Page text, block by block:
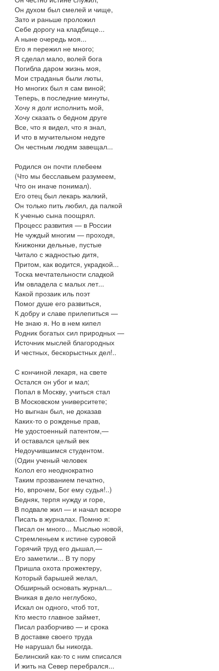
Он духом был смелей и чище,
Зато и раньше проложил
Себе дорогу на кладбище...
А ныне очередь моя...
Его я пережил не много;
Я сделал мало, волей бога
Погибла даром жизнь моя,
Мои страданья были люты,
Но многих был я сам виной;
Теперь, в последние минуты,
Хочу я долг исполнить мой,
Хочу сказать о бедном друге
Все, что я видел, что я знал,
И что в мучительном недуге
Он честным людям завещал...
Родился он почти плебеем
(Что мы бесславьем разумеем,
Что он иначе понимал).
Его отец был лекарь жалкий,
Он только пить любил, да палкой
К ученью сына поощрял.
Процесс развития — в России
Не чуждый многим — проходя,
Книжонки дельные, пустые
Читало с жадностью дитя,
Притом, как водится, украдкой...
Тоска мечтательности сладкой
Им овладела с малых лет...
Какой прозаик иль поэт
Помог душе его развиться,
К добру и славе прилепиться —
Не знаю я. Но в нем кипел
Родник богатых сил природных —
Источник мыслей благородных
И честных, бескорыстных дел!..
С кончиной лекаря, на свете
Остался он убог и мал;
Попал в Москву, учиться стал
В Московском университете;
Но выгнан был, не доказав
Каких-то о рожденье прав,
Не удостоенный патентом,—
И оставался целый век
Недоучившимся студентом.
(Один ученый человек
Колол его неоднократно
Таким прозванием печатно,
Но, впрочем, Бог ему судья!..)
Бедняк, терпя нужду и горе,
В подвале жил — и начал вскоре
Писать в журналах. Помню я:
Писал он много... Мыслью новой,
Стремленьем к истине суровой
Горячий труд его дышал,—
Его заметили... В ту пору
Пришла охота прожектеру,
Который барышей желал,
Обширный основать журнал...
Вникая в дело неглубоко,
Искал он одного, чтоб тот,
Кто место главное займет,
Писал разборчиво — и срока
В доставке своего труда
Не нарушал бы никогда.
Белинский как-то с ним списался
И жить на Север перебрался...